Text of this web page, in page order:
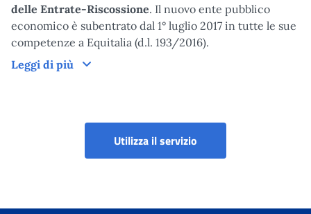
delle Entrate-Riscossione. Il nuovo ente pubblico
economico è subentrato dal 1° luglio 2017 in tutte le sue
competenze a Equitalia (d.l. 193/2016).
Leggi di più
Cos'è
Utilizza il servizio